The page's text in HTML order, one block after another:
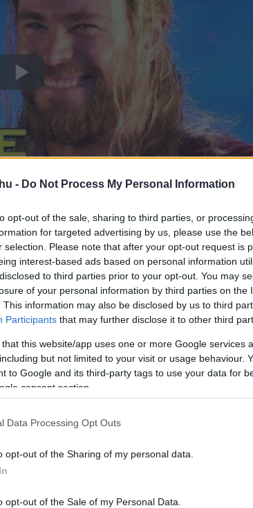
- Do Not Process My Personal Information
opt-out of the sale, sharing to third parties, or
for targeted advertising by us, please use the
selection. Please note that after your opt-out request is
interest-based ads based on personal information
to third parties prior to your opt-out. You may
of your personal information by third parties on the
This information may also be disclosed by us to third
Participants that may further disclose it to other third
that this website/app uses one or more Google services
but not limited to your visit or usage behaviour.
to Google and its third-party tags to use your data for
consent section.
Data Processing Opt Outs
opt-out of the Sharing of my personal data.
opt-out of the Sale of my Personal Data.
#chris hemsworth
Tetszik
határában - Kritika